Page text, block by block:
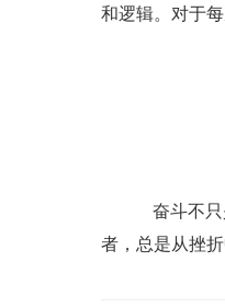
和逻辑。对于
奋斗不
者，总是从挫